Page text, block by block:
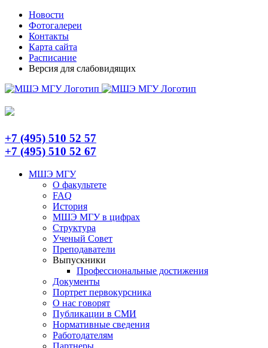
Skip
content
TelegramНовости
Фотогалереи
Контакты
Карта сайта
Расписание
Версия для слабовидящих
+7 (495) 510 52 57
+7 (495) 510 52 67
МШЭ МГУ
О факультете
FAQ
История
МШЭ МГУ в цифрах
Структура
Ученый Совет
Преподаватели
Выпускники
Профессиональные достижения
Документы
Портрет первокурсника
О нас говорят
Публикации в СМИ
Нормативные сведения
Работодателям